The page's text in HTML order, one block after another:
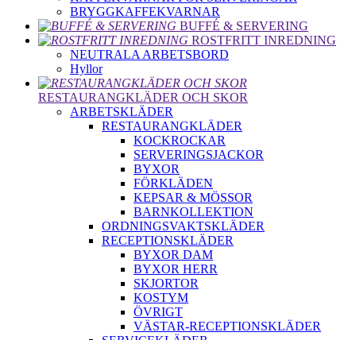
BRYGGKAFFEKVARNAR
BUFFÉ & SERVERING
ROSTFRITT INREDNING
NEUTRALA ARBETSBORD
Hyllor
RESTAURANGKLÄDER OCH SKOR
ARBETSKLÄDER
RESTAURANGKLÄDER
KOCKROCKAR
SERVERINGSJACKOR
BYXOR
FÖRKLÄDEN
KEPSAR & MÖSSOR
BARNKOLLEKTION
ORDNINGSVAKTSKLÄDER
RECEPTIONSKLÄDER
BYXOR DAM
BYXOR HERR
SKJORTOR
KOSTYM
ÖVRIGT
VÄSTAR-RECEPTIONSKLÄDER